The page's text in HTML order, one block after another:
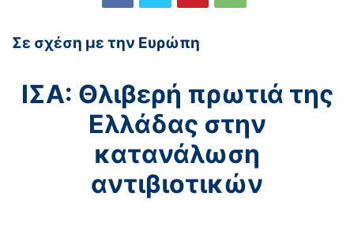
Σε σχέση με την Ευρώπη
ΙΣΑ: Θλιβερή πρωτιά της
Ελλάδας στην
κατανάλωση
αντιβιοτικών